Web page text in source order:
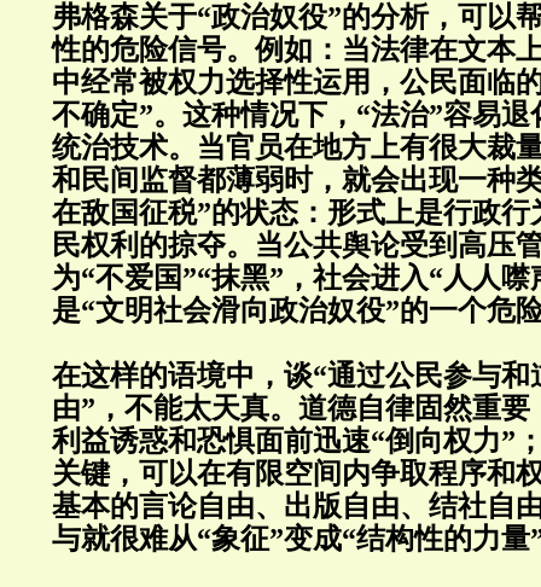
弗格森关于“政治奴役”的分析，可以
性的危险信号。例如：当法律在文本
中经常被权力选择性运用，公民面临
不确定”。这种情况下，“法治”容易退
统治技术。当官员在地方上有很大裁
和民间监督都薄弱时，就会出现一种
在敌国征税”的状态：形式上是行政
民权利的掠夺。当公共舆论受到高压
为“不爱国”“抹黑”，社会进入“人人
是“文明社会滑向政治奴役”的一个危
在这样的语境中，谈“通过公民参与和
由”，不能太天真。道德自律固然重
利益诱惑和恐惧面前迅速“倒向权力”
关键，可以在有限空间内争取程序和
基本的言论自由、出版自由、结社自
与就很难从“象征”变成“结构性的力量